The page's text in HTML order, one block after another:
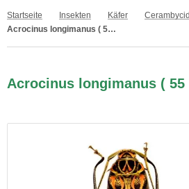
Startseite Insekten Käfer
Acrocinus longimanus ( 55 – 59 ) A1-
Acrocinus longimanus ( 55